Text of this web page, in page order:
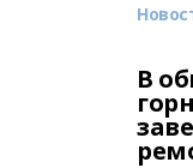
В